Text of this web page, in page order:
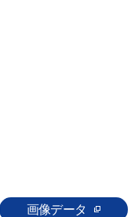
画像データ